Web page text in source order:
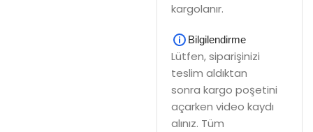
kargolanır.
Bilgilendirme
Lütfen, siparişinizi
teslim aldıktan
sonra kargo poşetini
açarken video kaydı
alınız. Tüm